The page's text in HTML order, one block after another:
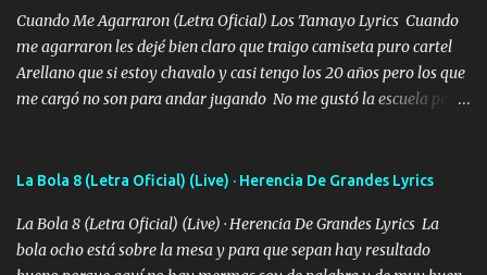
Cuando Me Agarraron (Letra Oficial) Los Tamayo Lyrics Cuando
me agarraron les dejé bien claro que traigo camiseta puro cartel
Arellano que si estoy chavalo y casi tengo los 20 años pero los que
me cargó no son para andar jugando No me gustó la escuela pero
firme el legado que si como me llamó varios ya se han preguntado
fajado y mi R terciado me van a ver allá por TJ para un licenciado
mando un abrazo andamos al cien Choritas también Música
La Bola 8 (Letra Oficial) (Live) · Herencia De Grandes Lyrics
La Bola 8 (Letra Oficial) (Live) · Herencia De Grandes Lyrics La
bola ocho está sobre la mesa y para que sepan hay resultado